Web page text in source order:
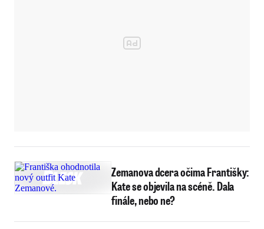
Zemanova dcera očima Františky:
Kate se objevila na scéně. Dala
finále, nebo ne?